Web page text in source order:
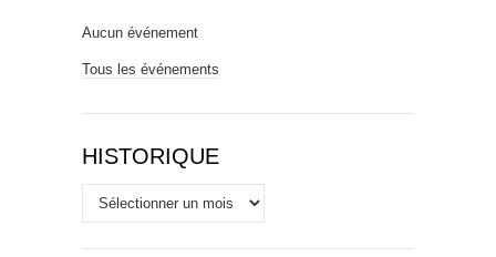
Aucun événement
Tous les événements
HISTORIQUE
Historique